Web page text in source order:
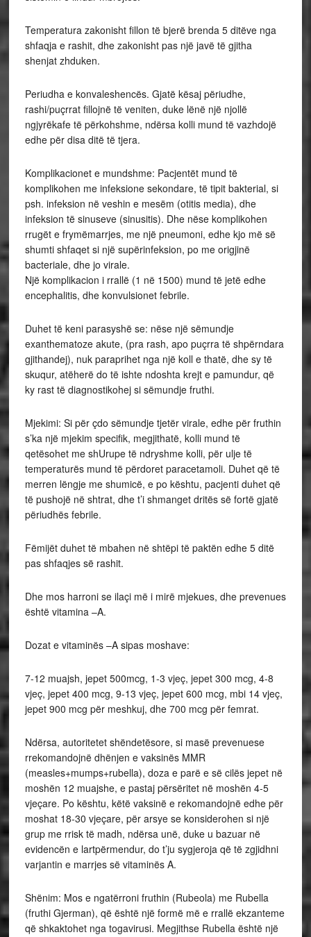
Temperatura zakonisht fillon të bjerë brenda 5 ditëve nga
shfaqja e rashit, dhe zakonisht pas një javë të gjitha
shenjat zhduken.
Periudha e konvaleshencës. Gjatë kësaj përiudhe,
rashi/puçrrat fillojnë të veniten, duke lënë një njollë
ngjyrëkafe të përkohshme, ndërsa kolli mund të vazhdojë
edhe për disa ditë të tjera.
Komplikacionet e mundshme: Pacjentët mund të
komplikohen me infeksione sekondare, të tipit bakterial, si
psh. infeksion në veshin e mesëm (otitis media), dhe
infeksion të sinuseve (sinusitis). Dhe nëse komplikohen
rrugët e frymëmarrjes, me një pneumoni, edhe kjo më së
shumti shfaqet si një supërinfeksion, po me origjinë
bacteriale, dhe jo virale.
Një komplikacion i rrallë (1 në 1500) mund të jetë edhe
encephalitis, dhe konvulsionet febrile.
Duhet të keni parasyshë se: nëse një sëmundje
exanthematoze akute, (pra rash, apo puçrra të shpërndara
gjithandej), nuk paraprihet nga një koll e thatë, dhe sy të
skuqur, atëherë do të ishte ndoshta krejt e pamundur, që
ky rast të diagnostikohej si sëmundje fruthi.
Mjekimi: Si për çdo sëmundje tjetër virale, edhe për fruthin
s’ka një mjekim specifik, megjithatë, kolli mund të
qetësohet me shUrupe të ndryshme kolli, për ulje të
temperaturës mund të përdoret paracetamoli. Duhet që të
merren lëngje me shumicë, e po kështu, pacjenti duhet që
të pushojë në shtrat, dhe t’i shmanget dritës së fortë gjatë
përiudhës febrile.
Fëmijët duhet të mbahen në shtëpi të paktën edhe 5 ditë
pas shfaqjes së rashit.
Dhe mos harroni se ilaçi më i mirë mjekues, dhe prevenues
është vitamina –A.
Dozat e vitaminës –A sipas moshave:
7-12 muajsh, jepet 500mcg, 1-3 vjeç, jepet 300 mcg, 4-8
vjeç, jepet 400 mcg, 9-13 vjeç, jepet 600 mcg, mbi 14 vjeç,
jepet 900 mcg për meshkuj, dhe 700 mcg për femrat.
Ndërsa, autoritetet shëndetësore, si masë prevenuese
rrekomandojnë dhënjen e vaksinës MMR
(measles+mumps+rubella), doza e parë e së cilës jepet në
moshën 12 muajshe, e pastaj përsëritet në moshën 4-5
vjeçare. Po kështu, këtë vaksinë e rekomandojnë edhe për
moshat 18-30 vjeçare, për arsye se konsiderohen si një
grup me rrisk të madh, ndërsa unë, duke u bazuar në
evidencën e lartpërmendur, do t’ju sygjeroja që të zgjidhni
varjantin e marrjes së vitaminës A.
Shënim: Mos e ngatërroni fruthin (Rubeola) me Rubella
(fruthi Gjerman), që është një formë më e rrallë ekzanteme
që shkaktohet nga togavirusi. Megjithse Rubella është një